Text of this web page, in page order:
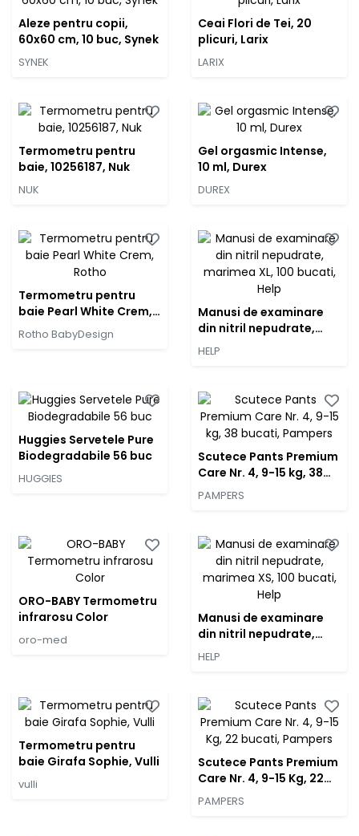
Aleze pentru copii,
60x60 cm, 10 buc, Synek
SYNEK
Ceai Flori de Tei, 20
plicuri, Larix
LARIX
Termometru pentru
baie, 10256187, Nuk
NUK
Gel orgasmic Intense,
10 ml, Durex
DUREX
Termometru pentru
baie Pearl White Crem,
Rotho
Rotho BabyDesign
Manusi de examinare
din nitril nepudrate,
marimea XL, 100 bucati,
HELP
Huggies Servetele Pure
Biodegradabile 56 buc
HUGGIES
Scutece Pants Premium
Care Nr. 4, 9-15 kg, 38
bucati, Pampers
PAMPERS
ORO-BABY Termometru
infrarosu Color
oro-med
Manusi de examinare
din nitril nepudrate,
marimea XS, 100 bucati,
HELP
Termometru pentru
baie Girafa Sophie, Vulli
vulli
Scutece Pants Premium
Care Nr. 4, 9-15 Kg, 22
bucati, Pampers
PAMPERS